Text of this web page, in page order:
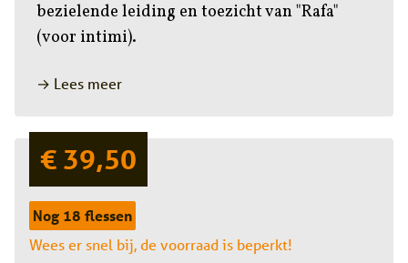
bezielende leiding en toezicht van "Rafa"
(voor intimi).
→ Lees meer
€ 39,50
Nog 18 flessen
Wees er snel bij, de voorraad is beperkt!